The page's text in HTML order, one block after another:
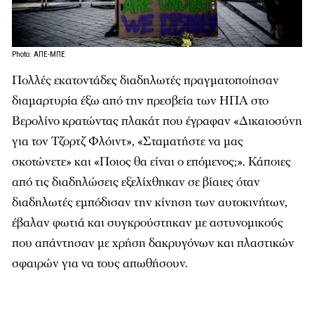
Photo: ΑΠΕ-ΜΠΕ
Πολλές εκατοντάδες διαδηλωτές πραγματοποίησαν
διαμαρτυρία έξω από την πρεσβεία των ΗΠΑ στο
Βερολίνο κρατώντας πλακάτ που έγραφαν «Δικαιοσύνη
για τον Τζορτζ Φλόιντ», «Σταματήστε να μας
σκοτώνετε» και «Ποιος θα είναι ο επόμενος;». Κάποιες
από τις διαδηλώσεις εξελίχθηκαν σε βίαιες όταν
διαδηλωτές εμπόδισαν την κίνηση των αυτοκινήτων,
έβαλαν φωτιά και συγκρούστηκαν με αστυνομικούς
που απάντησαν με χρήση δακρυγόνων και πλαστικών
σφαιρών για να τους απωθήσουν.